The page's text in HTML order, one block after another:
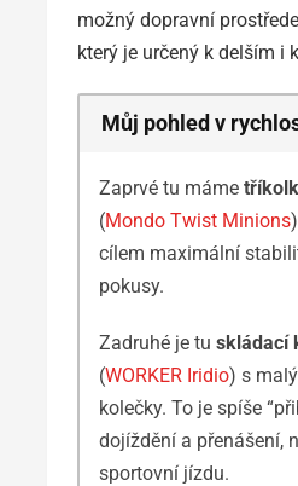
možný dopravní
který je určený k delším i
Můj pohled v
Zaprvé tu máme
(Mondo Twist Minions
cílem maximální
pokusy.
Zadruhé je tu skládací
(WORKER Iridio) s
kolečky. To je spíše
dojíždění a přenášení,
sportovní jízdu.